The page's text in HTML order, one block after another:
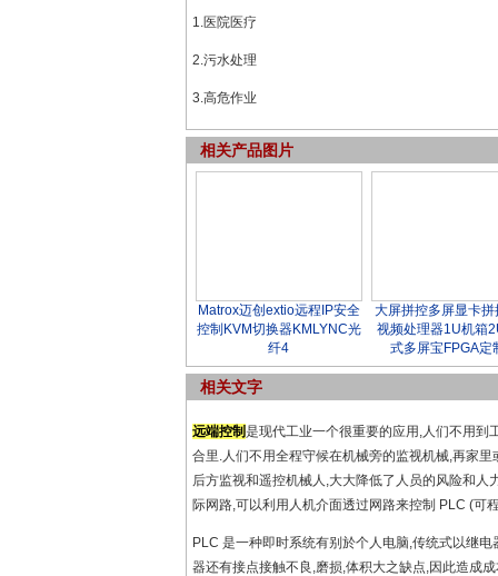
1.医院医疗
2.污水处理
3.高危作业
相关产品图片
Matrox迈创extio远程IP安全
控制KVM切换器KMLYNC光
纤4
大屏拼控多屏显卡拼
视频处理器1U机箱
式多屏宝FPGA定
相关文字
远端控制是现代工业一个很重要的应用,人们不用到
合里.人们不用全程守候在机械旁的监视机械,再家
后方监视和遥控机械人,大大降低了人员的风险和
际网路,可以利用人机介面透过网路来控制 PLC (可
PLC 是一种即时系统有别於个人电脑,传统式以继
器还有接点接触不良,磨损,体积大之缺点,因此造成